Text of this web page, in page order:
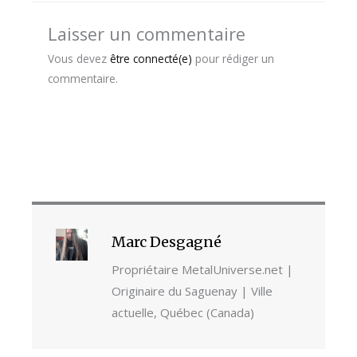
Laisser un commentaire
Vous devez être connecté(e) pour rédiger un
commentaire.
Marc Desgagné
Propriétaire MetalUniverse.net |
Originaire du Saguenay | Ville
actuelle, Québec (Canada)